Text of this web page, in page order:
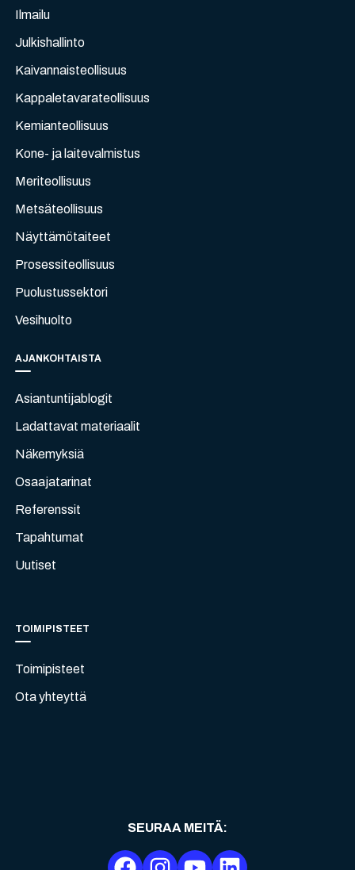
Ilmailu
Julkishallinto
Kaivannaisteollisuus
Kappaletavarateollisuus
Kemianteollisuus
Kone- ja laitevalmistus
Meriteollisuus
Metsäteollisuus
Näyttämötaiteet
Prosessiteollisuus
Puolustussektori
Vesihuolto
AJANKOHTAISTA
Asiantuntijablogit
Ladattavat materiaalit
Näkemyksiä
Osaajatarinat
Referenssit
Tapahtumat
Uutiset
TOIMIPISTEET
Toimipisteet
Ota yhteyttä
SEURAA MEITÄ: